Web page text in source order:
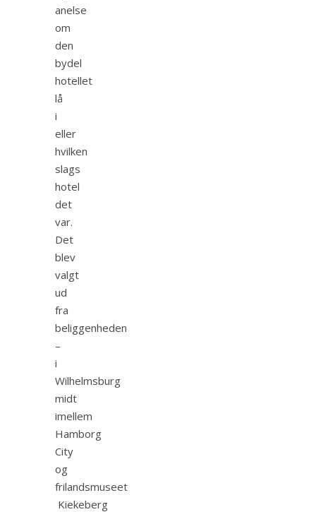
anelse
om
den
bydel
hotellet
lå
i
eller
hvilken
slags
hotel
det
var.
Det
blev
valgt
ud
fra
beliggenheden
–
i
Wilhelmsburg
midt
imellem
Hamborg
City
og
frilandsmuseet
Kiekeberg